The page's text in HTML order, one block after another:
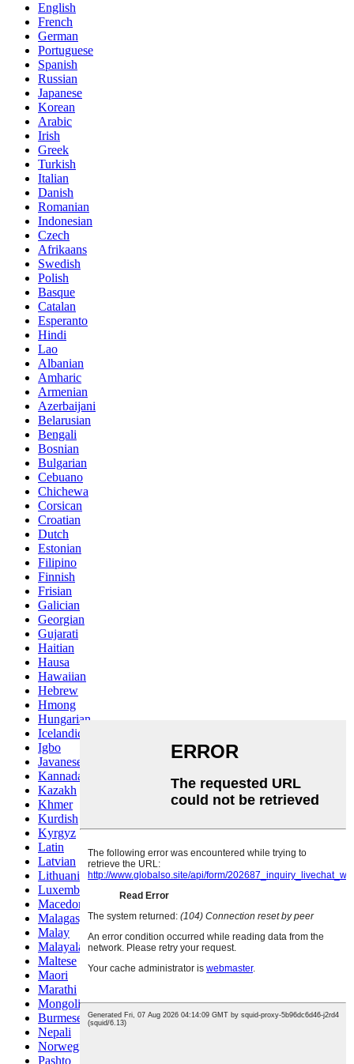
English
French
German
Portuguese
Spanish
Russian
Japanese
Korean
Arabic
Irish
Greek
Turkish
Italian
Danish
Romanian
Indonesian
Czech
Afrikaans
Swedish
Polish
Basque
Catalan
Esperanto
Hindi
Lao
Albanian
Amharic
Armenian
Azerbaijani
Belarusian
Bengali
Bosnian
Bulgarian
Cebuano
Chichewa
Corsican
Croatian
Dutch
Estonian
Filipino
Finnish
Frisian
Galician
Georgian
Gujarati
Haitian
Hausa
Hawaiian
Hebrew
Hmong
Hungarian
Icelandic
Igbo
Javanese
Kannada
Kazakh
Khmer
Kurdish
Kyrgyz
Latin
Latvian
Lithuanian
Luxembou..
Macedonian
Malagasy
Malay
Malayalam
Maltese
Maori
Marathi
Mongolian
Burmese
Nepali
Norwegian
Pashto